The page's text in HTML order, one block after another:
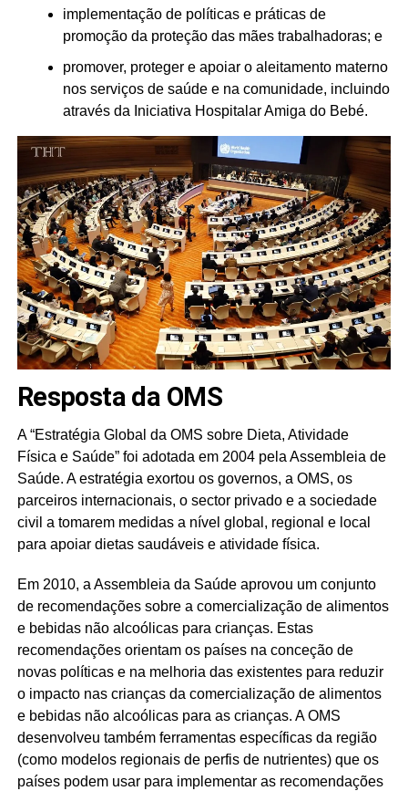
implementação de políticas e práticas de
promoção da proteção das mães trabalhadoras; e
promover, proteger e apoiar o aleitamento materno
nos serviços de saúde e na comunidade, incluindo
através da Iniciativa Hospitalar Amiga do Bebé.
Resposta da OMS
A “Estratégia Global da OMS sobre Dieta, Atividade
Física e Saúde” foi adotada em 2004 pela Assembleia de
Saúde. A estratégia exortou os governos, a OMS, os
parceiros internacionais, o sector privado e a sociedade
civil a tomarem medidas a nível global, regional e local
para apoiar dietas saudáveis e atividade física.
Em 2010, a Assembleia da Saúde aprovou um conjunto
de recomendações sobre a comercialização de alimentos
e bebidas não alcoólicas para crianças. Estas
recomendações orientam os países na conceção de
novas políticas e na melhoria das existentes para reduzir
o impacto nas crianças da comercialização de alimentos
e bebidas não alcoólicas para as crianças. A OMS
desenvolveu também ferramentas específicas da região
(como modelos regionais de perfis de nutrientes) que os
países podem usar para implementar as recomendações